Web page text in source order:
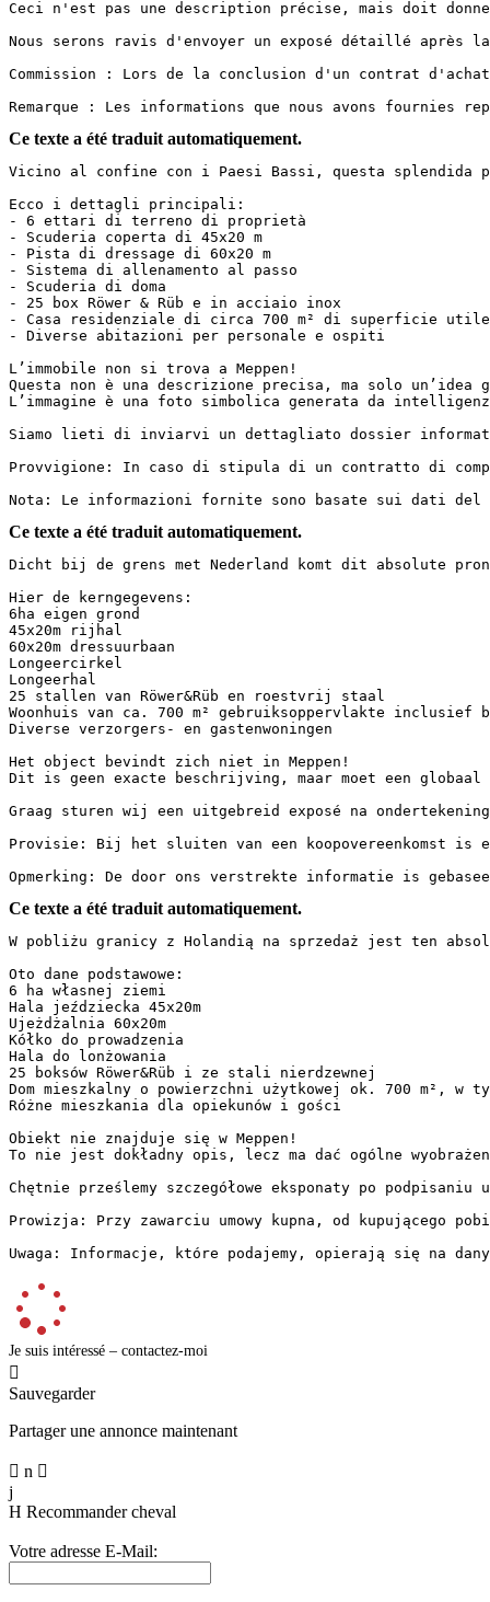
Ceci n'est pas une description précise, mais doit
Nous serons ravis d'envoyer un exposé détaillé
Commission : Lors de la conclusion d'un contrat
Remarque : Les informations que nous avons
Ce texte a été traduit automatiquement.
Vicino al confine con i Paesi Bassi, questa
Ecco i dettagli principali:
- 6 ettari di terreno di proprietà
- Scuderia coperta di 45x20 m
- Pista di dressage di 60x20 m
- Sistema di allenamento al passo
- Scuderia di doma
- 25 box Röwer & Rüb e in acciaio inox
- Casa residenziale di circa 700 m² di superficie
- Diverse abitazioni per personale e ospiti
L’immobile non si trova a Meppen!
Questa non è una descrizione precisa, ma solo un’idea
L’immagine è una foto simbolica generata da
Siamo lieti di inviarvi un dettagliato dossier
Provvigione: In caso di stipula di un contratto di
Nota: Le informazioni fornite sono basate sui dati
Ce texte a été traduit automatiquement.
Dicht bij de grens met Nederland komt dit absolute
Hier de kerngegevens:
6ha eigen grond
45x20m rijhal
60x20m dressuurbaan
Longeercirkel
Longeerhal
25 stallen van Röwer&Rüb en roestvrij staal
Woonhuis van ca. 700 m² gebruiksoppervlakte inclusief
Diverse verzorgers- en gastenwoningen
Het object bevindt zich niet in Meppen!
Dit is geen exacte beschrijving, maar moet een globaal
Graag sturen wij een uitgebreid exposé na ondertekening
Provisie: Bij het sluiten van een koopovereenkomst is
Opmerking: De door ons verstrekte informatie is
Ce texte a été traduit automatiquement.
W pobliżu granicy z Holandią na sprzedaż jest ten
Oto dane podstawowe:
6 ha własnej ziemi
Hala jeździecka 45x20m
Ujeżdżalnia 60x20m
Kółko do prowadzenia
Hala do lonżowania
25 boksów Röwer&Rüb i ze stali nierdzewnej
Dom mieszkalny o powierzchni użytkowej ok. 700 m², w
Różne mieszkania dla opiekunów i gości
Obiekt nie znajduje się w Meppen!
To nie jest dokładny opis, lecz ma dać ogólne
Chętnie prześlemy szczegółowe eksponaty po podpisaniu
Prowizja: Przy zawarciu umowy kupna, od kupującego
Uwaga: Informacje, które podajemy, opierają się na
Je suis intéressé – contactez-moi

Sauvegarder
Partager une annonce maintenant
 n 
j
H Recommander cheval
Votre adresse E-Mail: